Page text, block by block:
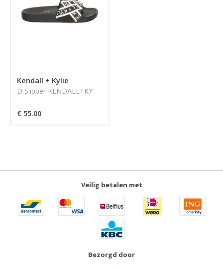
Kendall + Kylie
D Slipper KENDALL+KY
€ 55.00
Veilig betalen met
Bezorgd door